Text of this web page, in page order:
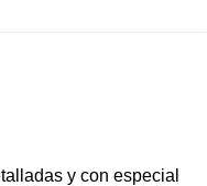
y con especial